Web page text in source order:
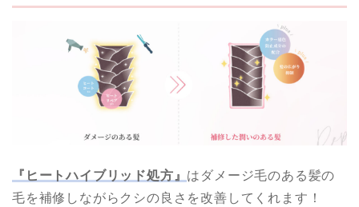
『ヒートハイブリッド処方』 はダメージ毛のある髪の
毛を補修しながらクシの良さを改善してくれます！